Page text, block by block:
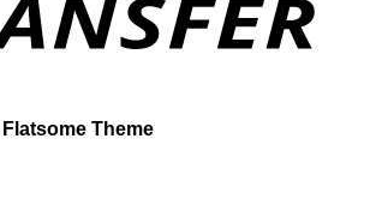
Flatsome Theme